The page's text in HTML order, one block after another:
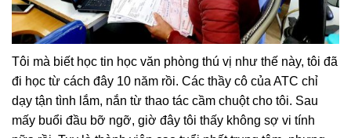
Tôi mà biết học tin học văn phòng thú vị như thế này, tôi đã
đi học từ cách đây 10 năm rồi. Các thầy cô của ATC chỉ
dạy tận tình lắm, nắn từ thao tác cầm chuột cho tôi. Sau
mấy buổi đầu bỡ ngỡ, giờ đây tôi thấy không sợ vi tính